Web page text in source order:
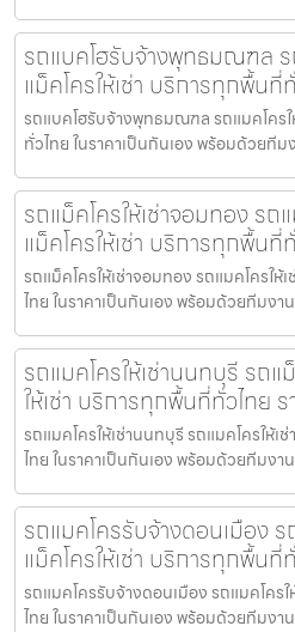
รถแบคโฮรับจ้างพุทธมณฑล ร
แม็คโครให้เช่า บริการทุกพื้นที่
รถแบคโฮรับจ้างพุทธมณฑล รถแมคโครใ
ทั่วไทย ในราคาเป็นกันเอง พร้อมด้วยที
รถแม็คโครให้เช่าจอมทอง รถ
แม็คโครให้เช่า บริการทุกพื้นที่
รถแม็คโครให้เช่าจอมทอง รถแมคโครให้
ไทย ในราคาเป็นกันเอง พร้อมด้วยทีมง
รถแมคโครให้เช่านนทบุรี รถ
ให้เช่า บริการทุกพื้นที่ทั่วไทย
รถแมคโครให้เช่านนทบุรี รถแมคโครให้เ
ไทย ในราคาเป็นกันเอง พร้อมด้วยทีมง
รถแมคโครรับจ้างดอนเมือง
แม็คโครให้เช่า บริการทุกพื้นที่
รถแมคโครรับจ้างดอนเมือง รถแมคโคร
ไทย ในราคาเป็นกันเอง พร้อมด้วยทีมง